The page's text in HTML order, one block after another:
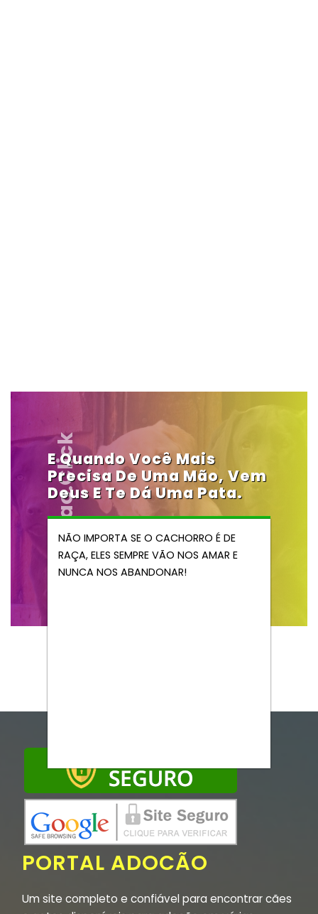
Vendocao.click
E Quando Você Mais
Precisa De Uma Mão, Vem
Deus E Te Dá Uma Pata.
NÃO IMPORTA SE O CACHORRO É DE
RAÇA, ELES SEMPRE VÃO NOS AMAR E
NUNCA NOS ABANDONAR!
PORTAL ADOCÃO
Um site completo e confiável para encontrar cães